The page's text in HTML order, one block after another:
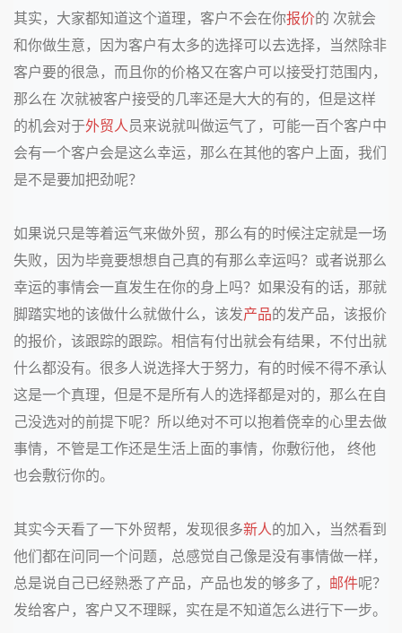
其实，大家都知道这个道理，客户不会在你报价的 次就会
和你做生意，因为客户有太多的选择可以去选择，当然除非
客户要的很急，而且你的价格又在客户可以接受打范围内，
那么在 次就被客户接受的几率还是大大的有的，但是这样
的机会对于外贸人员来说就叫做运气了，可能一百个客户中
会有一个客户会是这么幸运，那么在其他的客户上面，我们
是不是要加把劲呢？
如果说只是等着运气来做外贸，那么有的时候注定就是一场
失败，因为毕竟要想想自己真的有那么幸运吗？或者说那么
幸运的事情会一直发生在你的身上吗？如果没有的话，那就
脚踏实地的该做什么就做什么，该发产品的发产品，该报价
的报价，该跟踪的跟踪。相信有付出就会有结果，不付出就
什么都没有。很多人说选择大于努力，有的时候不得不承认
这是一个真理，但是不是所有人的选择都是对的，那么在自
己没选对的前提下呢？所以绝对不可以抱着侥幸的心里去做
事情，不管是工作还是生活上面的事情，你敷衍他， 终他
也会敷衍你的。
其实今天看了一下外贸帮，发现很多新人的加入，当然看到
他们都在问同一个问题，总感觉自己像是没有事情做一样，
总是说自己已经熟悉了产品，产品也发的够多了， 邮件呢？
发给客户，客户又不理睬，实在是不知道怎么进行下一步。